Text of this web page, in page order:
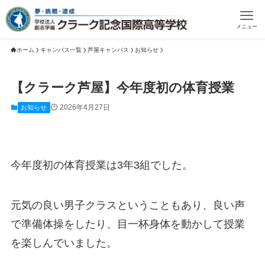
メニュー
ホーム キャンパス一覧 芦屋キャンパス お知らせ
【クラーク芦屋】今年度初の体育授業
お知らせ 2026年4月27日
今年度初の体育授業は3年3組でした。
元気の良い男子クラスということもあり、良い声
で準備体操をしたり、目一杯身体を動かして授業
を楽しんでいました。